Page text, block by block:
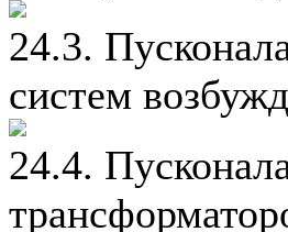
24.3.
систем
24.4.